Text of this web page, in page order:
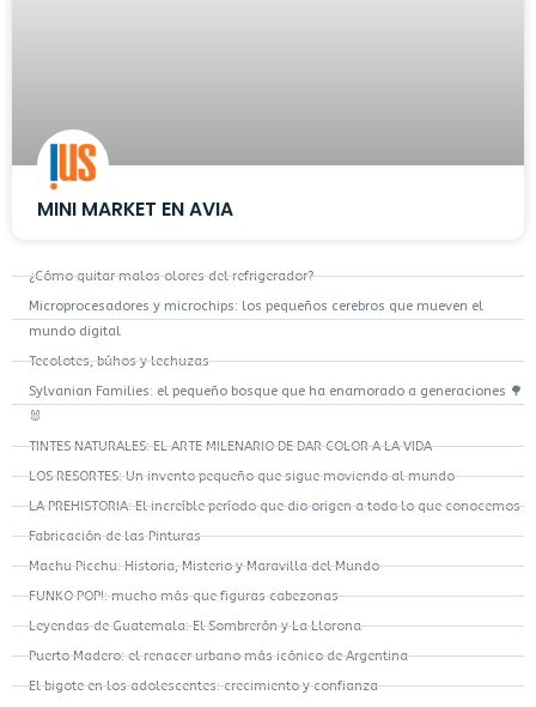
MINI MARKET EN AVIA
¿Cómo quitar malos olores del refrigerador?
Microprocesadores y microchips: los pequeños cerebros que mueven el
mundo digital
Tecolotes, búhos y lechuzas
Sylvanian Families: el pequeño bosque que ha enamorado a generaciones 🌳
🐰
TINTES NATURALES: EL ARTE MILENARIO DE DAR COLOR A LA VIDA
LOS RESORTES: Un invento pequeño que sigue moviendo al mundo
LA PREHISTORIA: El increíble período que dio origen a todo lo que conocemos
Fabricación de las Pinturas
Machu Picchu: Historia, Misterio y Maravilla del Mundo
FUNKO POP!: mucho más que figuras cabezonas
Leyendas de Guatemala: El Sombrerón y La Llorona
Puerto Madero: el renacer urbano más icónico de Argentina
El bigote en los adolescentes: crecimiento y confianza